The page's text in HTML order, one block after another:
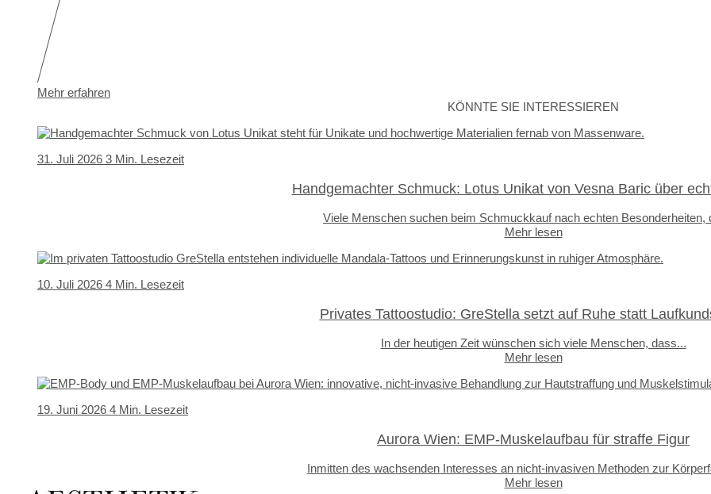
Mehr erfahren
KÖNNTE SIE INTERESSIEREN
31. Juli 2026 3 Min. Lesezeit
Handgemachter Schmuck: Lotus Unikat von Vesna Baric über
Viele Menschen suchen beim Schmuckkauf nach echten Besonderheiten,
Mehr lesen
10. Juli 2026 4 Min. Lesezeit
Privates Tattoostudio: GreStella setzt auf Ruhe statt
In der heutigen Zeit wünschen sich viele Menschen, dass...
Mehr lesen
19. Juni 2026 4 Min. Lesezeit
Aurora Wien: EMP-Muskelaufbau für straffe Figur
Inmitten des wachsenden Interesses an nicht-invasiven Methoden zur
Mehr lesen